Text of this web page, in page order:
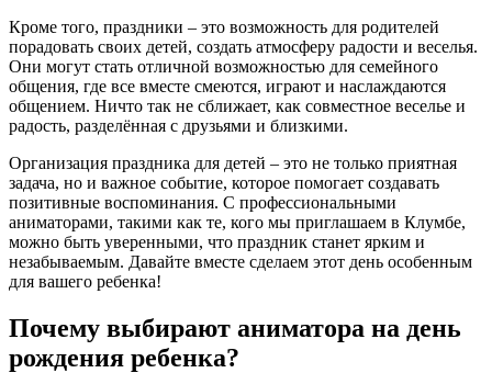
Кроме того, праздники – это возможность для родителей
порадовать своих детей, создать атмосферу радости и веселья.
Они могут стать отличной возможностью для семейного
общения, где все вместе смеются, играют и наслаждаются
общением. Ничто так не сближает, как совместное веселье и
радость, разделённая с друзьями и близкими.
Организация праздника для детей – это не только приятная
задача, но и важное событие, которое помогает создавать
позитивные воспоминания. С профессиональными
аниматорами, такими как те, кого мы приглашаем в Клумбе,
можно быть уверенными, что праздник станет ярким и
незабываемым. Давайте вместе сделаем этот день особенным
для вашего ребенка!
Почему выбирают аниматора на день
рождения ребенка?